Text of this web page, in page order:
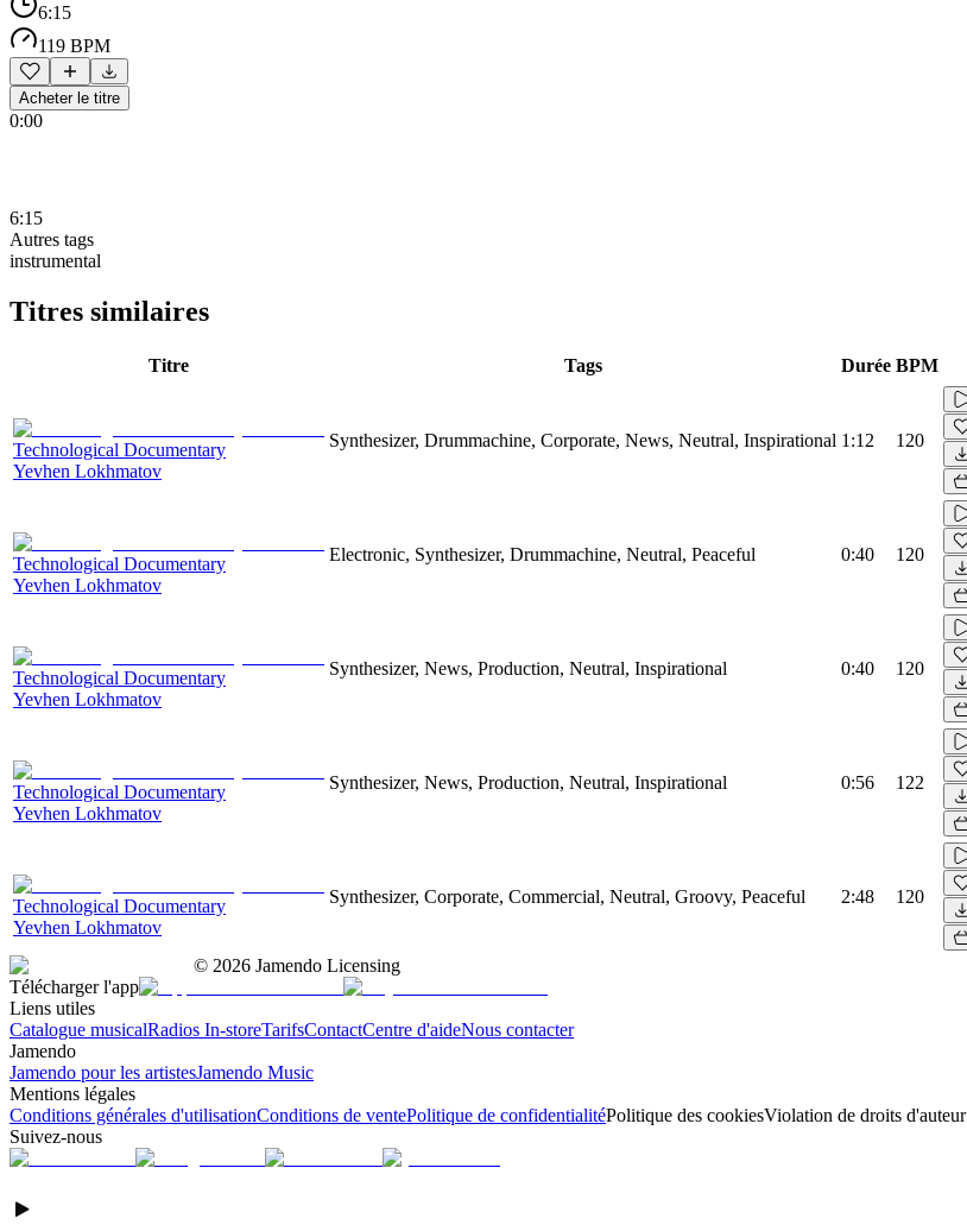
6:15
119 BPM
Acheter le titre
0:00
6:15
Autres tags
instrumental
Titres similaires
Titre Tags Durée BPM
Technological Documentary
Yevhen Lokhmatov
Synthesizer, Drummachine, Corporate, News, Neutral, Inspirational 1:12 120
Technological Documentary
Yevhen Lokhmatov
Electronic, Synthesizer, Drummachine, Neutral, Peaceful 0:40 120
Technological Documentary
Yevhen Lokhmatov
Synthesizer, News, Production, Neutral, Inspirational 0:40 120
Technological Documentary
Yevhen Lokhmatov
Synthesizer, News, Production, Neutral, Inspirational 0:56 122
Technological Documentary
Yevhen Lokhmatov
Synthesizer, Corporate, Commercial, Neutral, Groovy, Peaceful 2:48 120
© 2026 Jamendo Licensing
Télécharger l'app
Liens utiles
Catalogue musicalRadios In-storeTarifsContactCentre d'aideNous contacter
Jamendo
Jamendo pour les artistesJamendo Music
Mentions légales
Conditions générales d'utilisationConditions de ventePolitique de confidentialitéPolitique des cookiesViolation de droits d'auteur
Suivez-nous